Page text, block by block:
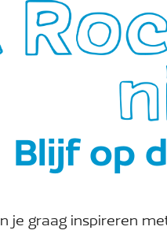
with A ROCHA
Dobré č. p. 85, Dobruška,
to invite you to the 6th
and experience a week
Blijf op
je graag inspireren